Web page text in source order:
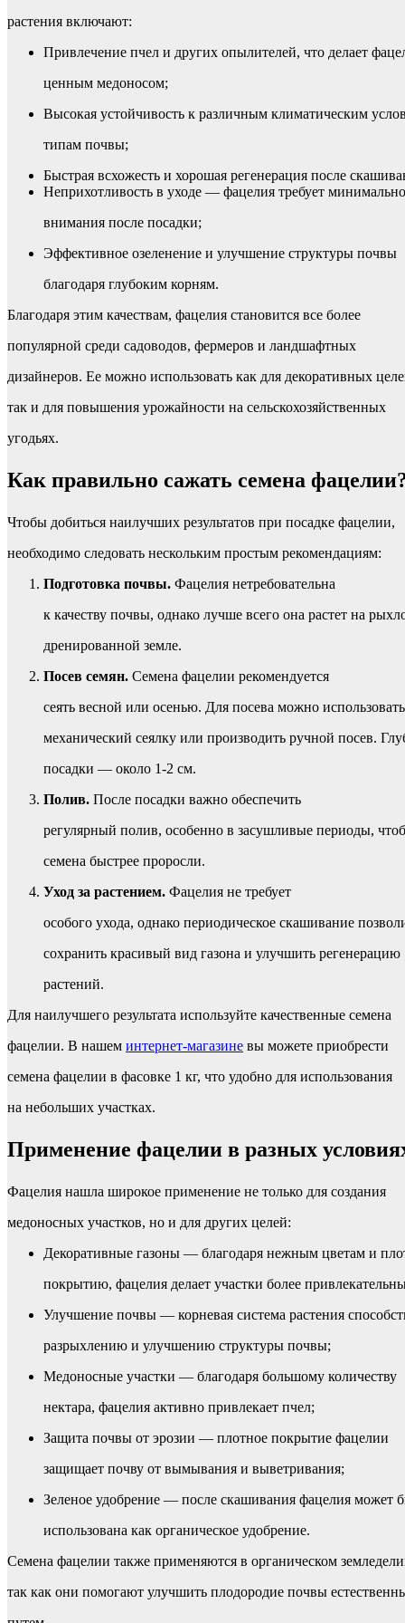
растения включают:
Привлечение пчел и других опылителей, что делает
ценным медоносом;
Высокая устойчивость к различным климатическим
типам почвы;
Быстрая всхожесть и хорошая регенерация после
Неприхотливость в уходе — фацелия требует
внимания после посадки;
Эффективное озеленение и улучшение структуры почвы
благодаря глубоким корням.
Благодаря этим качествам, фацелия становится все более
популярной среди садоводов, фермеров и ландшафтных
дизайнеров. Ее можно использовать как для декоративных
так и для повышения урожайности на сельскохозяйственных
угодьях.
Как правильно сажать семена
Чтобы добиться наилучших результатов при посадке фацелии,
необходимо следовать нескольким простым рекомендациям:
Подготовка почвы. Фацелия нетребовательна
к качеству почвы, однако лучше всего она растет на
дренированной земле.
Посев семян. Семена фацелии рекомендуется
сеять весной или осенью. Для посева можно использовать
механический сеялку или производить ручной посев.
посадки — около 1-2 см.
Полив. После посадки важно обеспечить
регулярный полив, особенно в засушливые периоды,
семена быстрее проросли.
Уход за растением. Фацелия не требует
особого ухода, однако периодическое скашивание
сохранить красивый вид газона и улучшить регенерацию
растений.
Для наилучшего результата используйте качественные семена
фацелии. В нашем интернет-магазине вы можете приобрести
семена фацелии в фасовке 1 кг, что удобно для использования
на небольших участках.
Применение фацелии в разных
Фацелия нашла широкое применение не только для создания
медоносных участков, но и для других целей:
Декоративные газоны — благодаря нежным цветам и
покрытию, фацелия делает участки более
Улучшение почвы — корневая система растения
разрыхлению и улучшению структуры почвы;
Медоносные участки — благодаря большому количеству
нектара, фацелия активно привлекает пчел;
Защита почвы от эрозии — плотное покрытие фацелии
защищает почву от вымывания и выветривания;
Зеленое удобрение — после скашивания фацелия может
использована как органическое удобрение.
Семена фацелии также применяются в органическом
так как они помогают улучшить плодородие почвы